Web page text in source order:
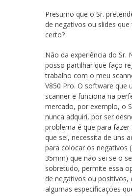
Presumo que o Sr.
de negativos ou slides
certo?
Não da experiência do Sr.
posso partilhar que faço
trabalho com o meu
V850 Pro. O software que
scanner e funciona na
mercado, por exemplo, o
nunca adquiri, por ser
problema é que para
que sei, necessita de uns
para colocar os negativos
35mm) que não sei se o
sobretudo, permite essa
de negativos ou
algumas especificações